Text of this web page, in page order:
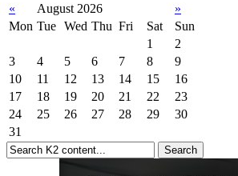
« August 2026
»
Mon Tue Wed Thu Fri Sat
Sun
1
2
3
4 5 6 7 8
9
10
11 12 13 14 15
16
17
18 19 20 21 22
23
24
25 26 27 28 29
30
31